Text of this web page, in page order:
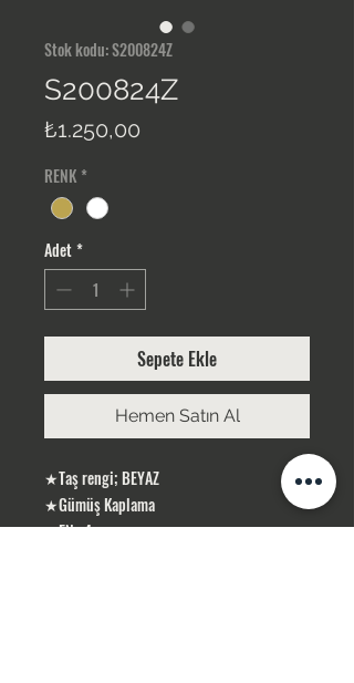
Stok kodu: S200824Z
S200824Z
₺1.250,00
RENK *
Adet*
Sepete Ekle
Hemen Satın Al
★Taş rengi; BEYAZ
★Gümüş Kaplama
★EN : 4 cm